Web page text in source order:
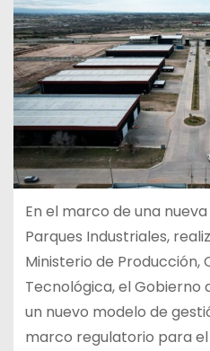
En el marco de una
Parques Industriales,
Ministerio de Producción,
Tecnológica, el
un nuevo modelo de
marco regulatorio para